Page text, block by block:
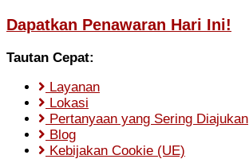
Dapatkan Penawaran Hari Ini!
Tautan Cepat:
Layanan
Lokasi
Pertanyaan yang Sering Diajukan
Blog
Kebijakan Cookie (UE)